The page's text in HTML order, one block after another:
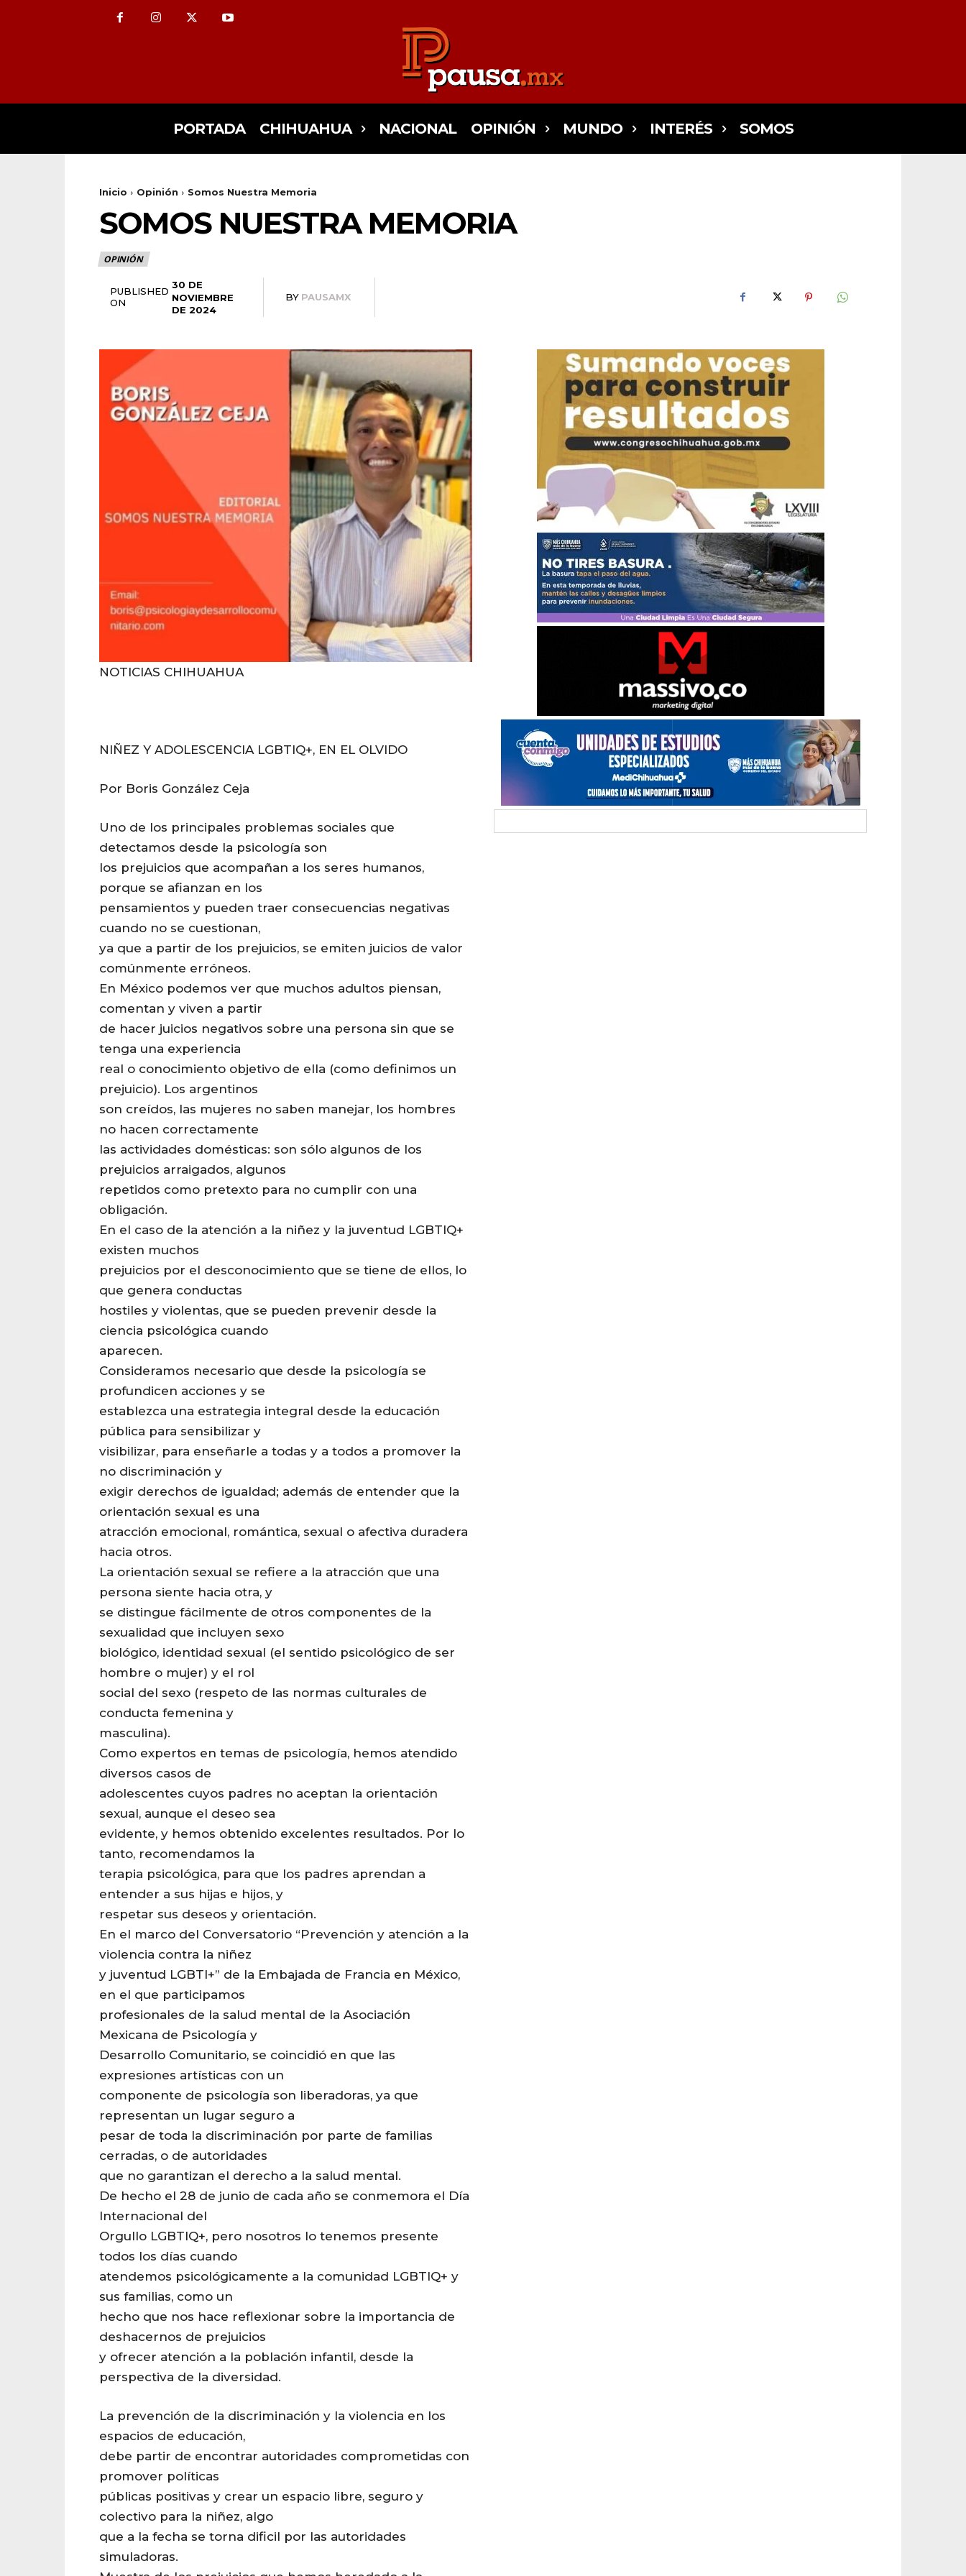
PORTADA CHIHUAHUA NACIONAL OPINIÓN MUNDO INTERÉS SOMOS
Inicio Opinión Somos Nuestra Memoria
SOMOS NUESTRA MEMORIA
OPINIÓN
PUBLISHED
ON
30 DE
NOVIEMBRE
DE 2024
BY PAUSAMX
NOTICIAS CHIHUAHUA
NIÑEZ Y ADOLESCENCIA LGBTIQ+, EN EL OLVIDO
Por Boris González Ceja
Uno de los principales problemas sociales que
detectamos desde la psicología son
los prejuicios que acompañan a los seres humanos,
porque se afianzan en los
pensamientos y pueden traer consecuencias negativas
cuando no se cuestionan,
ya que a partir de los prejuicios, se emiten juicios de valor
comúnmente erróneos.
En México podemos ver que muchos adultos piensan,
comentan y viven a partir
de hacer juicios negativos sobre una persona sin que se
tenga una experiencia
real o conocimiento objetivo de ella (como definimos un
prejuicio). Los argentinos
son creídos, las mujeres no saben manejar, los hombres
no hacen correctamente
las actividades domésticas: son sólo algunos de los
prejuicios arraigados, algunos
repetidos como pretexto para no cumplir con una
obligación.
En el caso de la atención a la niñez y la juventud LGBTIQ+
existen muchos
prejuicios por el desconocimiento que se tiene de ellos, lo
que genera conductas
hostiles y violentas, que se pueden prevenir desde la
ciencia psicológica cuando
aparecen.
Consideramos necesario que desde la psicología se
profundicen acciones y se
establezca una estrategia integral desde la educación
pública para sensibilizar y
visibilizar, para enseñarle a todas y a todos a promover la
no discriminación y
exigir derechos de igualdad; además de entender que la
orientación sexual es una
atracción emocional, romántica, sexual o afectiva duradera
hacia otros.
La orientación sexual se refiere a la atracción que una
persona siente hacia otra, y
se distingue fácilmente de otros componentes de la
sexualidad que incluyen sexo
biológico, identidad sexual (el sentido psicológico de ser
hombre o mujer) y el rol
social del sexo (respeto de las normas culturales de
conducta femenina y
masculina).
Como expertos en temas de psicología, hemos atendido
diversos casos de
adolescentes cuyos padres no aceptan la orientación
sexual, aunque el deseo sea
evidente, y hemos obtenido excelentes resultados. Por lo
tanto, recomendamos la
terapia psicológica, para que los padres aprendan a
entender a sus hijas e hijos, y
respetar sus deseos y orientación.
En el marco del Conversatorio “Prevención y atención a la
violencia contra la niñez
y juventud LGBTI+” de la Embajada de Francia en México,
en el que participamos
profesionales de la salud mental de la Asociación
Mexicana de Psicología y
Desarrollo Comunitario, se coincidió en que las
expresiones artísticas con un
componente de psicología son liberadoras, ya que
representan un lugar seguro a
pesar de toda la discriminación por parte de familias
cerradas, o de autoridades
que no garantizan el derecho a la salud mental.
De hecho el 28 de junio de cada año se conmemora el Día
Internacional del
Orgullo LGBTIQ+, pero nosotros lo tenemos presente
todos los días cuando
atendemos psicológicamente a la comunidad LGBTIQ+ y
sus familias, como un
hecho que nos hace reflexionar sobre la importancia de
deshacernos de prejuicios
y ofrecer atención a la población infantil, desde la
perspectiva de la diversidad.
La prevención de la discriminación y la violencia en los
espacios de educación,
debe partir de encontrar autoridades comprometidas con
promover políticas
públicas positivas y crear un espacio libre, seguro y
colectivo para la niñez, algo
que a la fecha se torna dificil por las autoridades
simuladoras.